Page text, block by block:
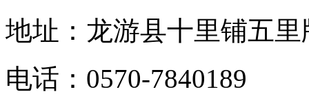
地址：龙游县十里铺五里
电话：0570-7840189